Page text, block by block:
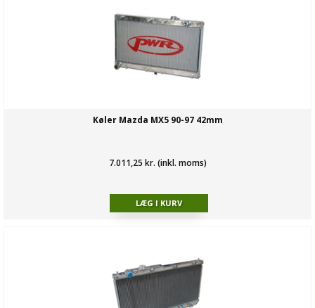
Køler Mazda MX5 90-97 42mm
7.011,25 kr. (inkl. moms)